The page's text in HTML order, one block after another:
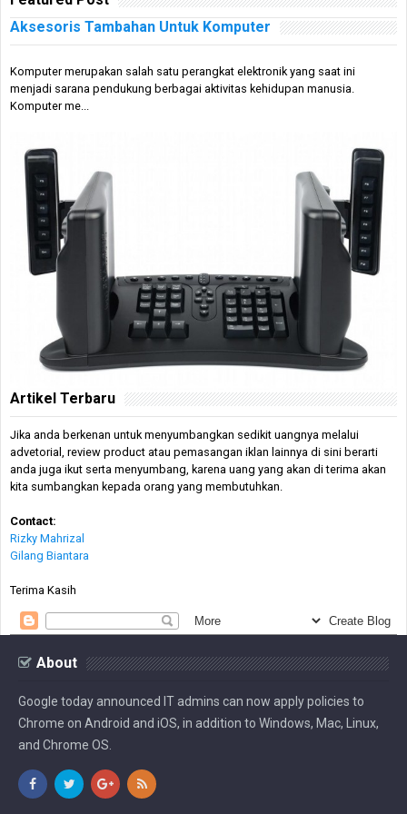
Aksesoris Tambahan Untuk Komputer
Komputer merupakan salah satu perangkat elektronik yang saat ini
menjadi sarana pendukung berbagai aktivitas kehidupan manusia.
Komputer me...
Artikel Terbaru
Jika anda berkenan untuk menyumbangkan sedikit uangnya melalui
advetorial, review product atau pemasangan iklan lainnya di sini berarti
anda juga ikut serta menyumbang, karena uang yang akan di terima akan
kita sumbangkan kepada orang yang membutuhkan.
Contact:
Rizky Mahrizal
Gilang Biantara
Terima Kasih
About
Google today announced IT admins can now apply policies to
Chrome on Android and iOS, in addition to Windows, Mac, Linux,
and Chrome OS.